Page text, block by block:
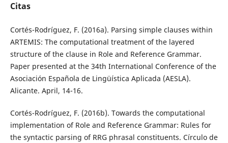
Citas
Cortés-Rodríguez, F. (2016a). Parsing simple clauses within
ARTEMIS: The computational treatment of the layered
structure of the clause in Role and Reference Grammar.
Paper presented at the 34th International Conference of the
Asociación Española de Lingüística Aplicada (AESLA).
Alicante. April, 14-16.
Cortés-Rodríguez, F. (2016b). Towards the computational
implementation of Role and Reference Grammar: Rules for
the syntactic parsing of RRG phrasal constituents. Círculo de